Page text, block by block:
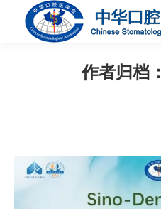
作者归档：